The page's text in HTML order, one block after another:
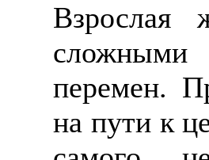
Взрослая
перемен.
на пути к